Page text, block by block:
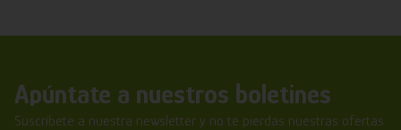
Apúntate a nuestros boletines
Suscríbete a nuestra newsletter y no te pierdas nuestras ofertas